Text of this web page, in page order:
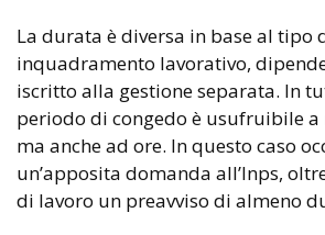
La durata è diversa in base al tipo
inquadramento lavorativo,
iscritto alla gestione separata. In
periodo di congedo è usufruibile a
ma anche ad ore. In questo caso
un’apposita domanda all’Inps,
di lavoro un preavviso di almeno